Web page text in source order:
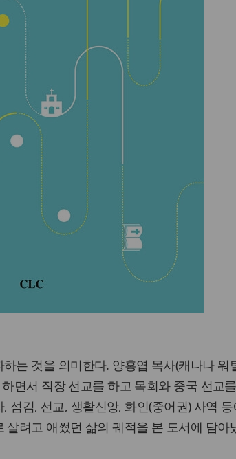
는 것을 의미한다. 양홍엽 목사(캐나나 워
면서 직장 선교를 하고 목회와 중국 선교
섬김, 선교, 생활신앙, 화인(중어권) 사역
려고 애썼던 삶의 궤적을 본 도서에 담아